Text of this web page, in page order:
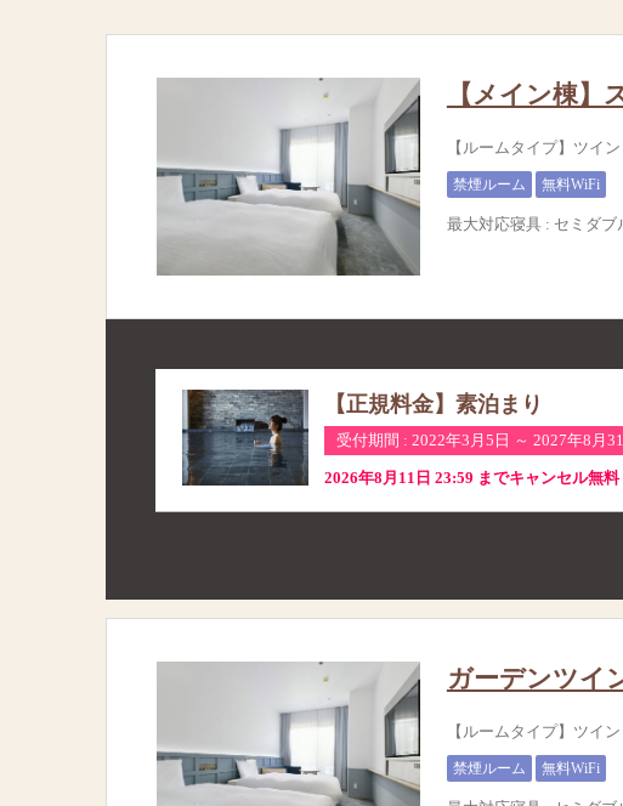
【メイン棟】
【ルームタイプ】ツイ
禁煙ルーム 無料WiFi
最大対応寝具: セミダブ
【正規料金】素泊まり
受付期間 : 2022年3月5日 ～ 2027年8月
2026年8月11日 23:59 までキャンセル無料
ガーデンツイ
【ルームタイプ】ツ
禁煙ルーム 無料WiFi